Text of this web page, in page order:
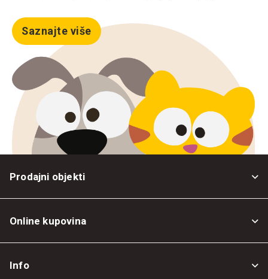
Saznajte više
Prodajni objekti
Online kupovina
Info